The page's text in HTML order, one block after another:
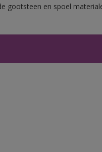
gootsteen en spoel